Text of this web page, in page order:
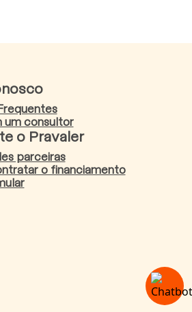
um consultor
o Pravaler
parceiras
o financiamento